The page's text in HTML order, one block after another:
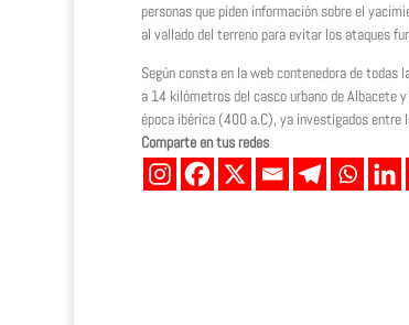
personas que piden información sobre el
al vallado del terreno para evitar los ataques
Según consta en la web contenedora de
a 14 kilómetros del casco urbano de Albacete
época ibérica (400 a.C), ya investigados entre
Comparte en tus redes